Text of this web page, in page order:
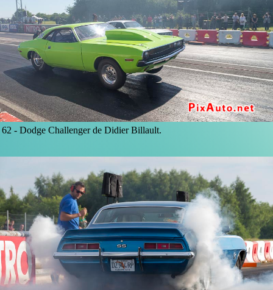
62 -Dodge Challenger de Didier Billault.